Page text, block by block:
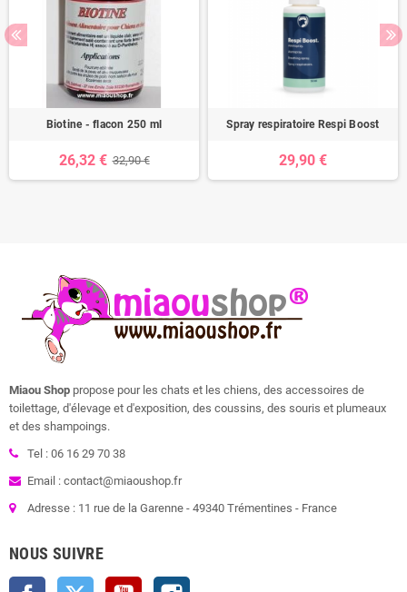
Biotine - flacon 250 ml
26,32 € 32,90 €
Spray respiratoire Respi Boost
29,90 €
Miaou Shop propose pour les chats et les chiens, des accessoires de
toilettage, d'élevage et d'exposition, des coussins, des souris et plumeaux
et des shampoings.
Tel : 06 16 29 70 38
Email : contact@miaoushop.fr
Adresse : 11 rue de la Garenne - 49340 Trémentines - France
NOUS SUIVRE
Facebook Twitter YouTube